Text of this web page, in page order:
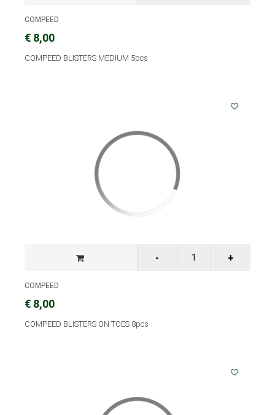
COMPEED
€ 8,00
COMPEED BLISTERS MEDIUM 5pcs
COMPEED
€ 8,00
COMPEED BLISTERS ON TOES 8pcs